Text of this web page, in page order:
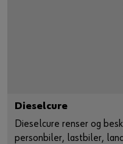
Dieselcure
Dieselcure renser og
personbiler, lastbiler,